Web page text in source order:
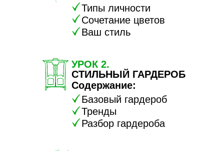
Типы личности
Сочетание цветов
Ваш стиль
СТИЛЬНЫЙ ГАРДЕРОБ
Содержание:
Базовый гардероб
Тренды
Разбор гардероба
УРОК 2.